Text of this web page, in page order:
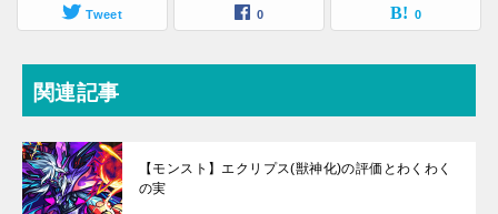
Tweet 0 0
関連記事
【モンスト】エクリプス(獣神化)の評価とわくわく
の実